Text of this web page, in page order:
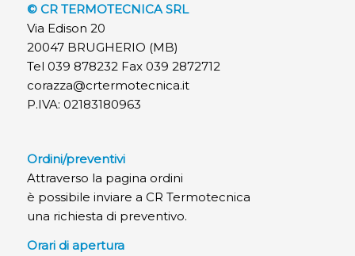
© CR TERMOTECNICA SRL
Via Edison 20
20047 BRUGHERIO (MB)
Tel 039 878232 Fax 039 2872712
corazza@crtermotecnica.it
P.IVA: 02183180963
Ordini/preventivi
Attraverso la pagina ordini
è possibile inviare a CR Termotecnica
una richiesta di preventivo.
Orari di apertura